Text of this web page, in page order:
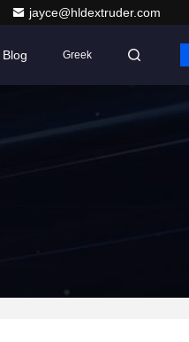
jayce@hldextruder.com
Blog Greek